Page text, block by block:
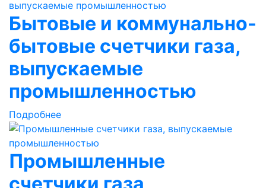
Бытовые и коммунально-
бытовые счетчики газа,
выпускаемые
промышленностью
Подробнее
Промышленные